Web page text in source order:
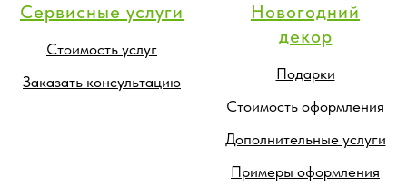
Сервисные услуги
Стоимость услуг
Заказать консультацию
Новогодний
декор
Подарки
Стоимость оформления
Дополнительные услуги
Примеры оформления